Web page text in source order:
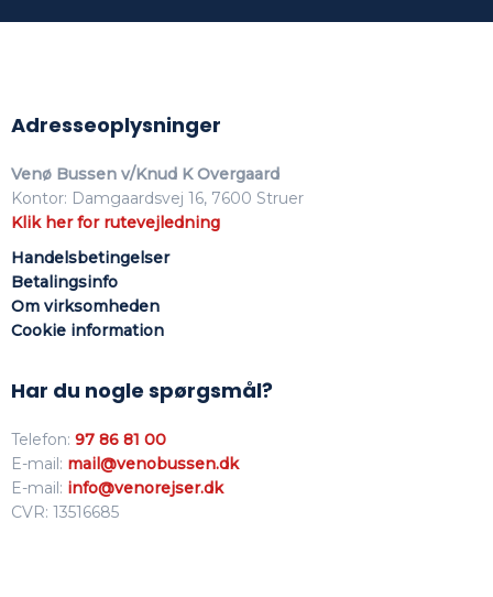
Adresseoplysninger
Venø Bussen v/Knud K Overgaard
Kontor: Damgaardsvej 16, 7600 Struer
Klik her for rutevejledning
Handelsbetingelser
Betalingsinfo
Om virksomhed​en
Cookie information
Har du nogle spørgsmål?
Telefon: 97 86 81 00
E-mail: mail@venobussen.dk
E-mail: info@venorejser.dk
CVR: 13516685